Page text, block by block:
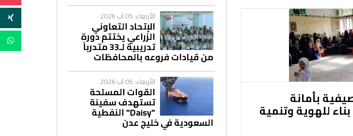
بأمانة
للهوية وتنمية
الأربعاء: 05 آب 2026
الإتحاد التعاوني
الزراعي يختتم دورة
تدريبية لـ33 متدرباً
من قيادات فروعه بالمحافظات
الأربعاء: 05 آب 2026
القوات المسلحة
تستهدف سفينة
"Daisy" النفطية
السعودية في خليج عدن